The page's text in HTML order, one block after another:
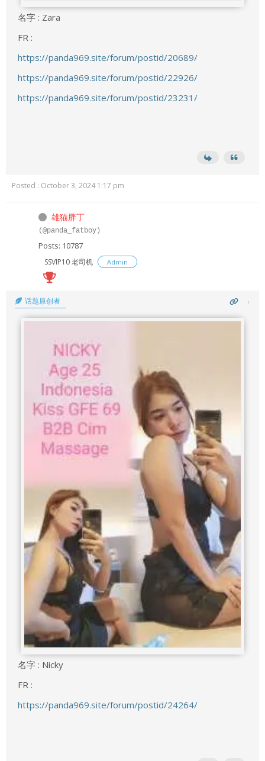
名字 : Zara
FR :
https://panda969.site/forum/postid/20689/
https://panda969.site/forum/postid/22926/
https://panda969.site/forum/postid/23231/
Posted : October 3, 2024 1:17 pm
雄猫胖丁
(@panda_fatboy)
Posts: 10787
SSVIP10 老司机 Admin
话题原创者
名字 : Nicky
FR :
https://panda969.site/forum/postid/24264/